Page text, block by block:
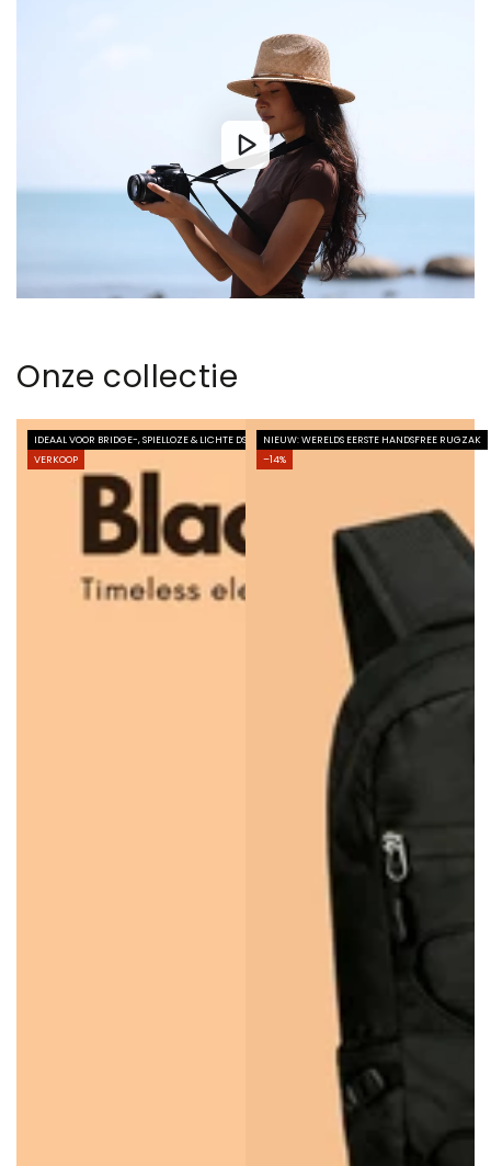
Onze collectie
IDEAAL VOOR BRIDGE-, SPIELLOZE & LICHTE DSLR-CAMERA'S
VERKOOP
NIEUW: WERELDS EERSTE HANDSFREE RUGZAK
–14%